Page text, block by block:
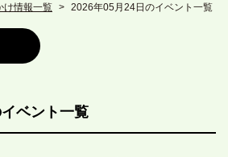
け情報一覧 2026年05月24日のイベント一覧
ベント一覧